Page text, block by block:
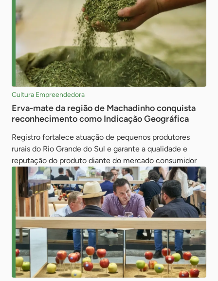
Cultura Empreendedora
Erva-mate da região de Machadinho conquista
reconhecimento como Indicação Geográfica
Registro fortalece atuação de pequenos produtores
rurais do Rio Grande do Sul e garante a qualidade e
reputação do produto diante do mercado consumidor